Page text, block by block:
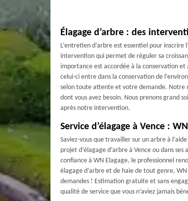
Élagage d’arbre : des
L’entretien d’arbre est essentiel pour inscrire
intervention qui permet de réguler sa
importance est accordée à la conservation
celui-ci entre dans la conservation de
selon toute attente et votre demande. Notre
dont vous avez besoin. Nous prenons grand
après notre intervention.
Service d’élagage à Vence :
Saviez-vous que travailler sur un arbre à
projet d’élagage d’arbre à Vence ou dans
confiance à WN Elagage, le professionnel
élagage d’arbre et de haie de tout genre,
demandes ! Estimation gratuite et sans
qualité de service que vous n’aviez jamais